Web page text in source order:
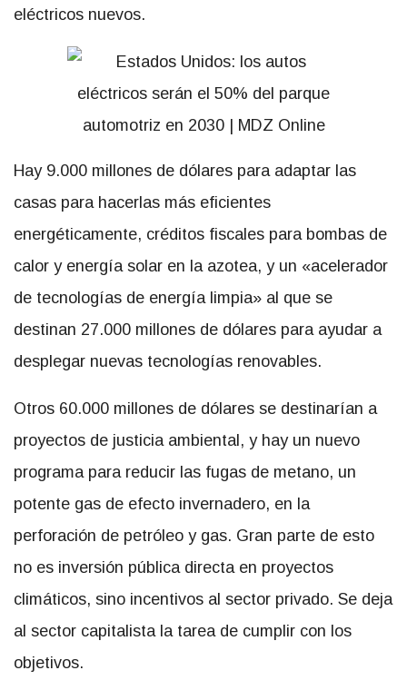
eléctricos nuevos.
Hay 9.000 millones de dólares para adaptar las
casas para hacerlas más eficientes
energéticamente, créditos fiscales para bombas de
calor y energía solar en la azotea, y un «acelerador
de tecnologías de energía limpia» al que se
destinan 27.000 millones de dólares para ayudar a
desplegar nuevas tecnologías renovables.
Otros 60.000 millones de dólares se destinarían a
proyectos de justicia ambiental, y hay un nuevo
programa para reducir las fugas de metano, un
potente gas de efecto invernadero, en la
perforación de petróleo y gas. Gran parte de esto
no es inversión pública directa en proyectos
climáticos, sino incentivos al sector privado. Se deja
al sector capitalista la tarea de cumplir con los
objetivos.